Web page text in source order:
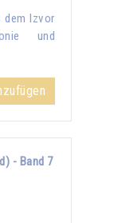
dem Izvor
und
- Band 7